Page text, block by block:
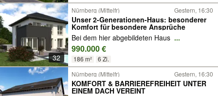
32
Nürnberg (Mittelfr) Gestern, 16:30
Unser 2-Ge­ne­ra­tio­nen-Haus: besonderer
Komfort für besondere Ansprüche
Bei dem hier abgebildeten Haus ...
990.000 €
186 m² 6 Zi.
Nürnberg (Mittelfr) Gestern, 16:30
KOMFORT & BARRIEREFREIHEIT UNTER
EINEM DACH VEREINT